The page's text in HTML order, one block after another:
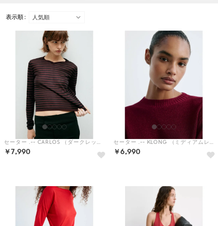
表示順 :
セーター .-- CARLOS （ダークレッド）
￥7,990
セーター .-- KLONG （ミディアムレッド）
￥6,990